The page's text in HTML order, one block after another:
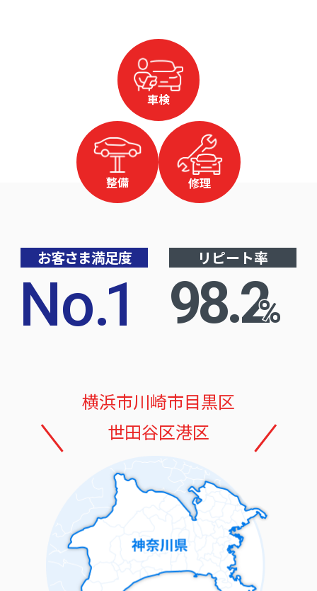
車検
整備 修理
お客さま満足度
No.1
リピート率
98.2%
横浜市川崎市目黒区
世田谷区港区